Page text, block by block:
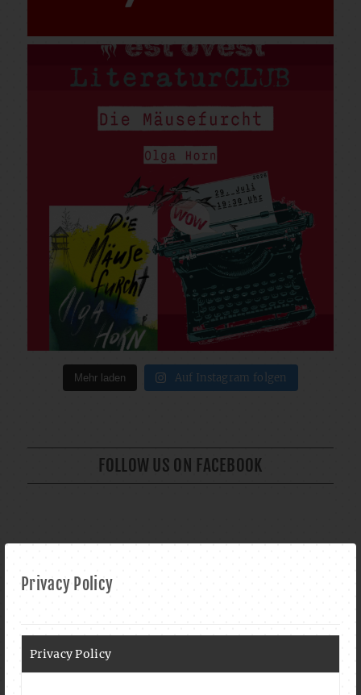
Privacy Policy
Privacy Policy
Mehr laden Auf Instagram folgen
FOLLOW US ON FACEBOOK
AUG. 2026
YOGA AL CLUB (CON GIUSEPPE ARENA)